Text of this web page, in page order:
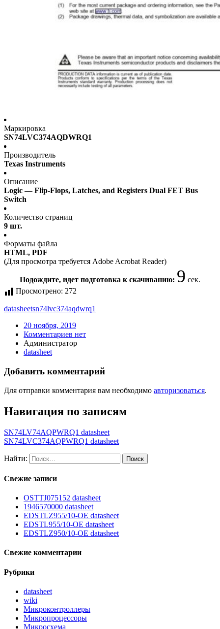
Маркировка
SN74LVC374AQDWRQ1
Производитель
Texas Instruments
Описание
Logic — Flip-Flops, Latches, and Registers Dual FET Bus
Switch
Количество страниц
9 шт.
Форматы файла
HTML, PDF
(Для просмотра требуется Adobe Acrobat Reader)
Подождите, идет подготовка к скачиванию: 9 сек.
Просмотрено: 272
datasheetsn74lvc374aqdwrq1
20 ноября, 2019
Комментариев нет
Администратор
datasheet
Добавить комментарий
Для отправки комментария вам необходимо авторизоваться.
Навигация по записям
SN74LV74AQPWRQ1 datasheet
SN74LVC374AQPWRQ1 datasheet
Найти:
Свежие записи
OSTTJ075152 datasheet
1946570000 datasheet
EDSTLZ955/10-OE datasheet
EDSTL955/10-OE datasheet
EDSTLZ950/10-OE datasheet
Свежие комментарии
Рубрики
datasheet
wiki
Микроконтроллеры
Микропроцессоры
Микросхема